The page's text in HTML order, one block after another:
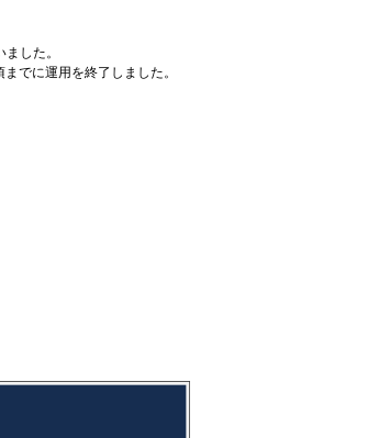
した。
でに運用を終了しました。